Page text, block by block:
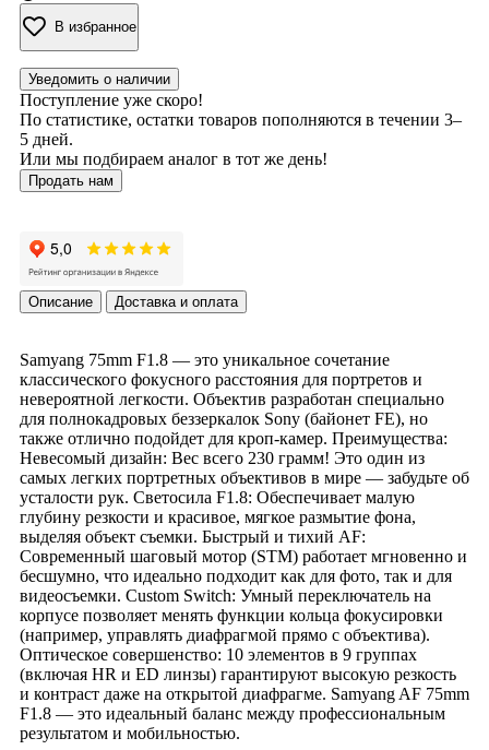
В избранное
Уведомить о наличии
Поступление уже скоро!
По статистике, остатки товаров пополняются в течении 3–
5 дней.
Или мы подбираем аналог в тот же день!
Продать нам
Описание Доставка и оплата
Samyang 75mm F1.8 — это уникальное сочетание
классического фокусного расстояния для портретов и
невероятной легкости. Объектив разработан специально
для полнокадровых беззеркалок Sony (байонет FE), но
также отлично подойдет для кроп-камер. Преимущества:
Невесомый дизайн: Вес всего 230 грамм! Это один из
самых легких портретных объективов в мире — забудьте об
усталости рук. Светосила F1.8: Обеспечивает малую
глубину резкости и красивое, мягкое размытие фона,
выделяя объект съемки. Быстрый и тихий AF:
Современный шаговый мотор (STM) работает мгновенно и
бесшумно, что идеально подходит как для фото, так и для
видеосъемки. Custom Switch: Умный переключатель на
корпусе позволяет менять функции кольца фокусировки
(например, управлять диафрагмой прямо с объектива).
Оптическое совершенство: 10 элементов в 9 группах
(включая HR и ED линзы) гарантируют высокую резкость
и контраст даже на открытой диафрагме. Samyang AF 75mm
F1.8 — это идеальный баланс между профессиональным
результатом и мобильностью.